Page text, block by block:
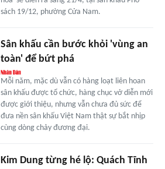
sách 19/12, phường Cửa Nam.
Sân khấu cần bước khỏi 'vùng an
toàn' để bứt phá
Mỗi năm, mặc dù vẫn có hàng loạt liên hoan
sân khấu được tổ chức, hàng chục vở diễn mới
được giới thiệu, nhưng vẫn chưa đủ sức để
đưa nền sân khấu Việt Nam thật sự bắt nhịp
cùng dòng chảy đương đại.
Kim Dung từng hé lộ: Quách Tĩnh